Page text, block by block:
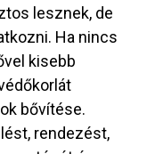
lesznek, de
Ha nincs
kisebb
bővítése.
rendezést,